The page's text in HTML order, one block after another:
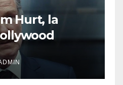
la